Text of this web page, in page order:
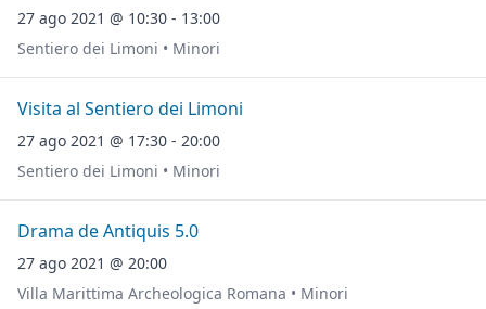
27 ago 2021 @ 10:30 - 13:00
Sentiero dei Limoni • Minori
Visita al Sentiero dei Limoni
27 ago 2021 @ 17:30 - 20:00
Sentiero dei Limoni • Minori
Drama de Antiquis 5.0
27 ago 2021 @ 20:00
Villa Marittima Archeologica Romana • Minori